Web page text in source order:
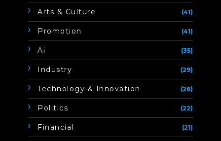
Arts & Culture (41)
Promotion (41)
Ai (35)
Industry (29)
Technology & Innovation (26)
Politics (22)
Financial (21)